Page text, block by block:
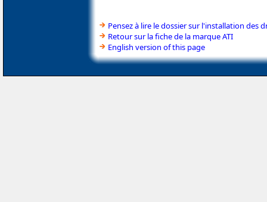
Pensez à lire le dossier sur l'installation des
Retour sur la fiche de la marque ATI
English version of this page